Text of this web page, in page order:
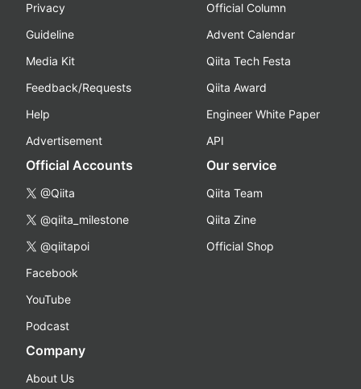
Privacy
Guideline
Media Kit
Feedback/Requests
Help
Advertisement
Official Column
Advent Calendar
Qiita Tech Festa
Qiita Award
Engineer White Paper
API
Official Accounts
@Qiita
@qiita_milestone
@qiitapoi
Facebook
YouTube
Podcast
Our service
Qiita Team
Qiita Zine
Official Shop
Company
About Us